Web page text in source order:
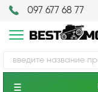
097 677 68 77